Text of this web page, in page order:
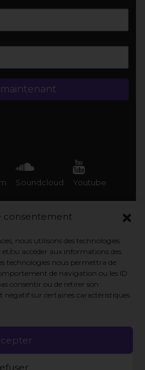
consentement
nous utilisons des technologies
et/ou accéder aux informations des
technologies nous permettra de
de navigation ou les ID
consentir ou de retirer son
sur certaines caractéristiques
Soundcloud Youtube
Bordeaux, France